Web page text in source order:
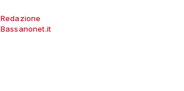
Redazione
Bassanonet.it